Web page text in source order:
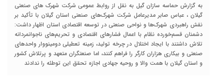
به گزارش حماسه سازان گیل به نقل از روابط عمومی شرکت شهرک های صنعتی
گیلان ، عباس صابر مدیرعامل شرکت شهرک‌های صنعتی استان گیلان با تأکید بر
نقش راهبردی شهرک‌ها و نواحی صنعتی در توسعه اقتصادی استان اظهار داشت:
دشمنان قسم‌خورده نظام با اعمال فشارهای اقتصادی و تحریم‌های ناجوانمردانه
تلاش داشتند با ایجاد اختلال در چرخه تولید، زمینه تعطیلی دومینووار واحدهای
صنعتی و بیکاری هزاران کارگر را فراهم کنند، اما صنعتگران متعهد و پرتلاش کشور
و استان گیلان با همت والا و روحیه جهادی اجازه تحقق این توطئه را ندادند